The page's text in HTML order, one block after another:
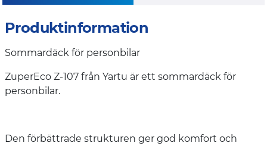
Produktinformation
Sommardäck för personbilar
ZuperEco Z-107 från Yartu är ett sommardäck för
personbilar.
Den förbättrade strukturen ger god komfort och